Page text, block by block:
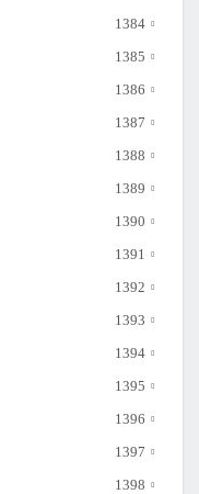
1384
1385
1386
1387
1388
1389
1390
1391
1392
1393
1394
1395
1396
1397
1398